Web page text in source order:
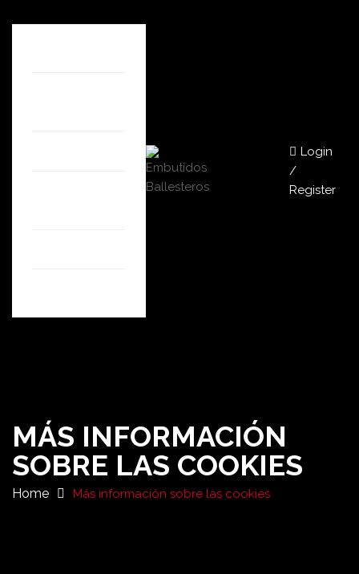
Login
/
Register
MÁS INFORMACIÓN
SOBRE LAS COOKIES
Home Más información sobre las cookies